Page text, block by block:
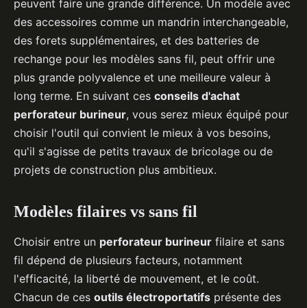
peuvent faire une grande différence. Un modèle avec
des accessoires comme un mandrin interchangeable,
des forets supplémentaires, et des batteries de
rechange pour les modèles sans fil, peut offrir une
plus grande polyvalence et une meilleure valeur à
long terme. En suivant ces conseils d'achat
perforateur burineur, vous serez mieux équipé pour
choisir l'outil qui convient le mieux à vos besoins,
qu'il s'agisse de petits travaux de bricolage ou de
projets de construction plus ambitieux.
Modèles filaires vs sans fil
Choisir entre un perforateur burineur filaire et sans
fil dépend de plusieurs facteurs, notamment
l'efficacité, la liberté de mouvement, et le coût.
Chacun de ces outils électroportatifs présente des